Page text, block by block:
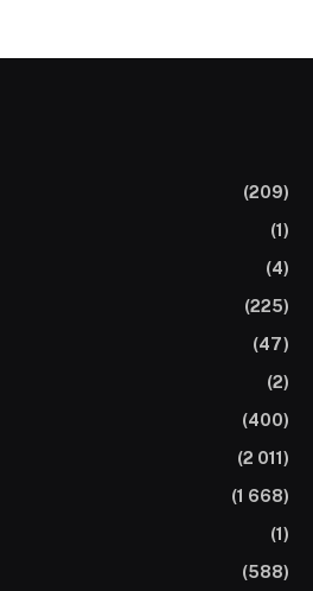
(209)
(1)
(4)
(225)
(47)
(2)
(400)
(2 011)
(1 668)
(1)
(588)